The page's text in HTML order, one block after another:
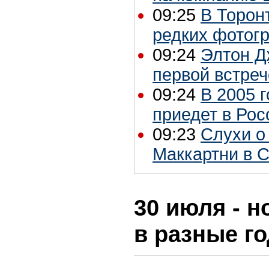
09:25 В
редких
09:24 Элтон
первой
09:24 В 2005
приедет в
09:23 Слухи о
Маккартни в
30 июля -
в разные